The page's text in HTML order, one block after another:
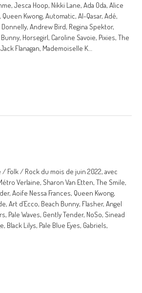
Jesca Hoop, Nikki Lane, Ada Oda, Alice
Kwong, Automatic, Al-Qasar, Adé,
Andrew Bird, Regina Spektor,
Horsegirl, Caroline Savoie, Pixies, The
Flanagan, Mademoiselle K…
Folk / Rock du mois de juin 2022, avec
Verlaine, Sharon Van Etten, The Smile,
Aoife Nessa Frances, Queen Kwong,
Art d’Ecco, Beach Bunny, Flasher, Angel
Pale Waves, Gently Tender, NoSo, Sinead
Black Lilys, Pale Blue Eyes, Gabriels,